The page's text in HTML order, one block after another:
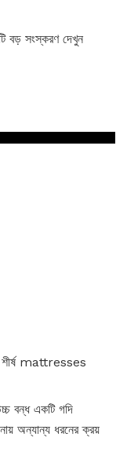
বড় সংস্করণ দেখুন
শীর্ষ mattresses
বন্ধ একটি গদি
অন্যান্য ধরনের ক্রয়